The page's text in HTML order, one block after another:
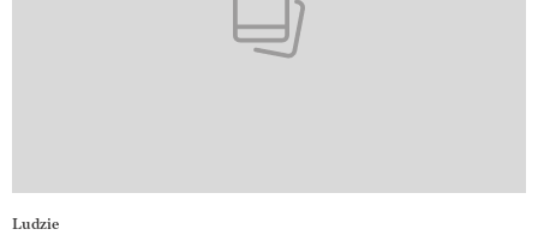
Ludzie